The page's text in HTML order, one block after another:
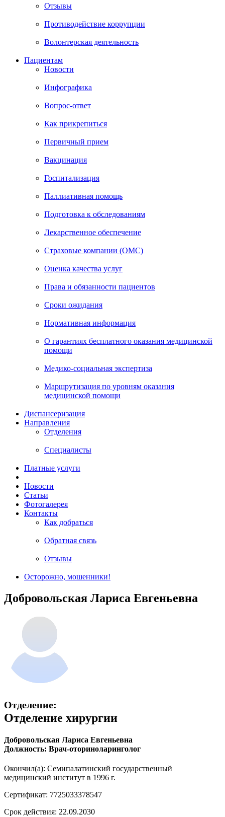
Отзывы
Противодействие коррупции
Волонтерская деятельность
Пациентам
Новости
Инфографика
Вопрос-ответ
Как прикрепиться
Первичный прием
Вакцинация
Госпитализация
Паллиативная помощь
Подготовка к обследованиям
Лекарственное обеспечение
Страховые компании (ОМС)
Оценка качества услуг
Права и обязанности пациентов
Сроки ожидания
Нормативная информация
О гарантиях бесплатного оказания медицинской
помощи
Медико-социальная экспертиза
Маршрутизация по уровням оказания
медицинской помощи
Диспансеризация
Направления
Отделения
Специалисты
Платные услуги
Новости
Статьи
Фотогалерея
Контакты
Как добраться
Обратная связь
Отзывы
Осторожно, мошенники!
Добровольская Лариса Евгеньевна
Отделение:
Отделение хирургии
Добровольская Лариса Евгеньевна
Должность: Врач-оториноларинголог
Окончил(а): Семипалатинский государственный
медицинский институт в 1996 г.
Сертификат: 7725033378547
Срок действия: 22.09.2030